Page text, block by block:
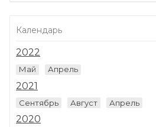
Календарь
2022
Май Апрель
2021
Сентябрь Август Апрель
2020